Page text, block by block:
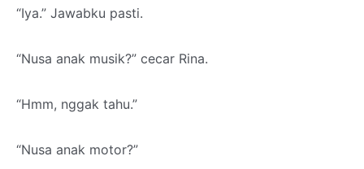
“Iya.” Jawabku pasti.
“Nusa anak musik?” cecar Rina.
“Hmm, nggak tahu.”
“Nusa anak motor?”